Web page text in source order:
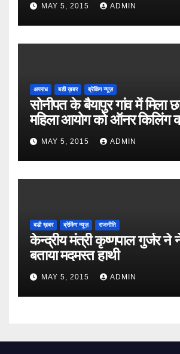
MAY 5, 2015 ADMIN
अपराध बडी ख़बर ब्रेकिंग न्यूज़
सोनीपत के बैयापुर गांव में मिला
महिला आयोग को ऑनर किलिंग
MAY 5, 2015 ADMIN
बडी ख़बर ब्रेकिंग न्यूज़ राजनीति
केन्द्रीय मंत्री कृष्णपाल गुर्जर
बताया मदमस्त हाथी
MAY 5, 2015 ADMIN